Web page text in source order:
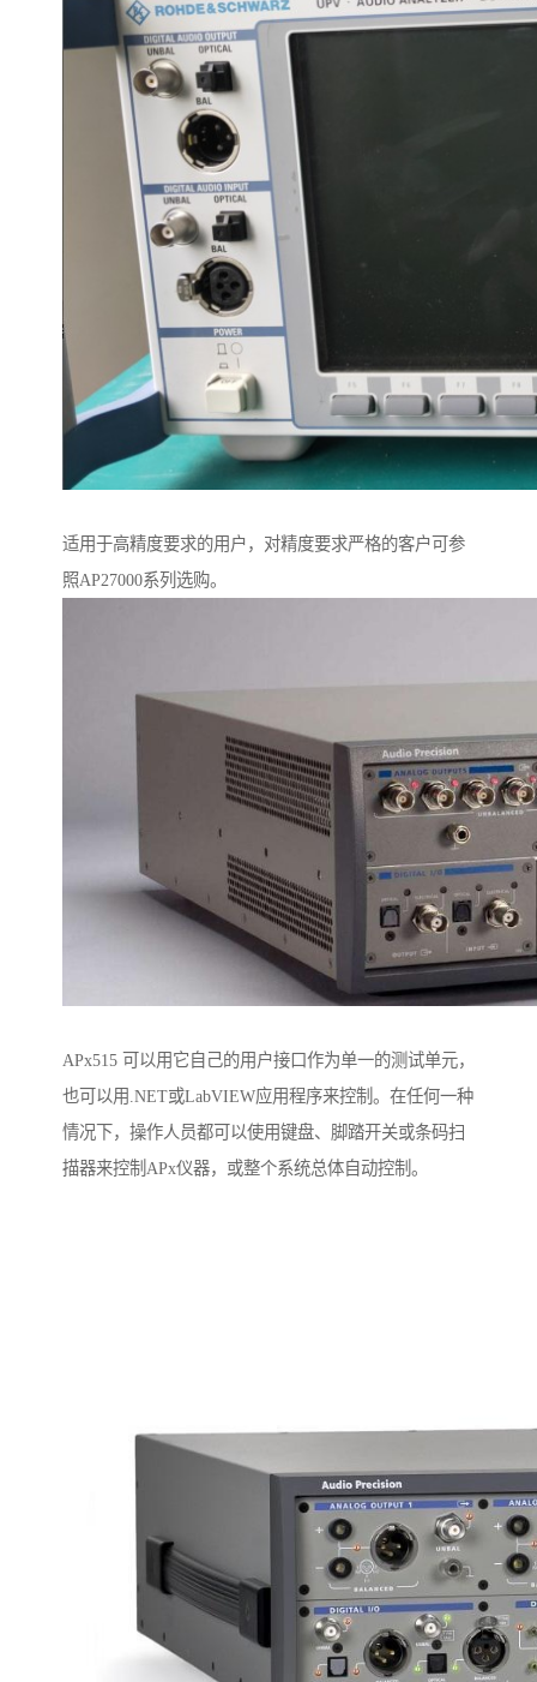
适用于高精度要求的用户，对精度要求严格的客户可参
照AP27000系列选购。
APx515 可以用它自己的用户接口作为单一的测试单元，
也可以用.NET或LabVIEW应用程序来控制。在任何一种
情况下，操作人员都可以使用键盘、脚踏开关或条码扫
描器来控制APx仪器，或整个系统总体自动控制。